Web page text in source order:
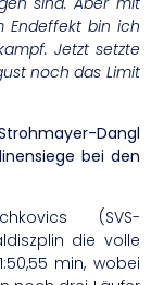
Endeffekt bin ich
Jetzt setzte
noch das Limit
Dangl
bei den
(SVS-
die volle
min, wobei